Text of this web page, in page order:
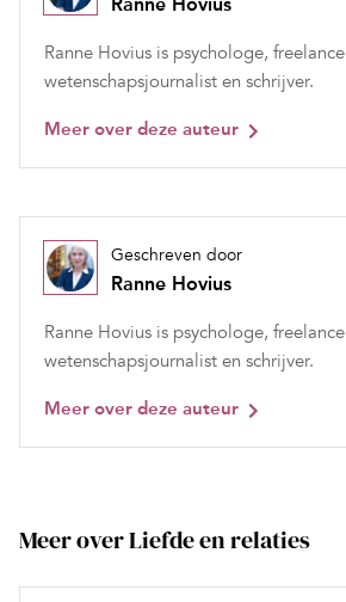
Ranne Hovius is psychologe, freelance
wetenschapsjournalist en schrijver.
Meer over deze auteur
Geschreven door
Ranne Hovius
Ranne Hovius is psychologe, freelance
wetenschapsjournalist en schrijver.
Meer over deze auteur
Meer over Liefde en relaties